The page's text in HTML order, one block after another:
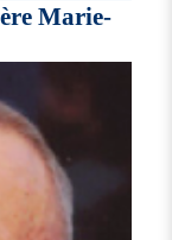
Marie-